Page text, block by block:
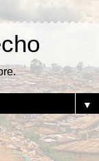
▼